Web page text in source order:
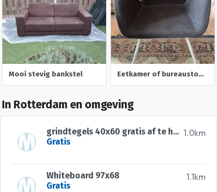
Mooi stevig bankstel Eetkamer of bureaustoel Patrick Ikea
In Rotterdam en omgeving
1.0km
grindtegels 40x60 gratis af te halen
Gratis
1.1km
Whiteboard 97x68
Gratis